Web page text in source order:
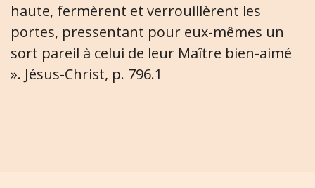
haute, fermèrent et verrouillèrent les
portes, pressentant pour eux-mêmes un
sort pareil à celui de leur Maître bien-aimé
». Jésus-Christ, p. 796.1